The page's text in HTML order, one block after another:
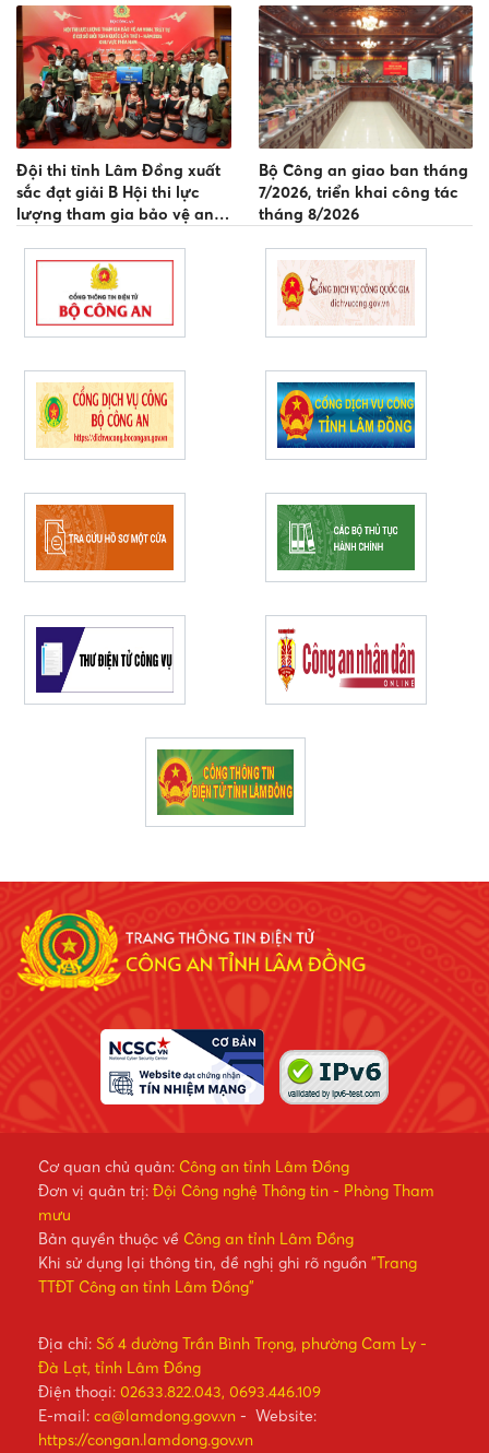
Đội thi tỉnh Lâm Đồng xuất
sắc đạt giải B Hội thi lực
lượng tham gia bảo vệ an
toàn quốc
Bộ Công an giao ban tháng
7/2026, triển khai công tác
tháng 8/2026
Cơ quan chủ quản: Công an tỉnh Lâm Đồng
Đơn vị quản trị: Đội Công nghệ Thông tin - Phòng Tham
mưu
Bản quyền thuộc về Công an tỉnh Lâm Đồng
Khi sử dụng lại thông tin, đề nghị ghi rõ nguồn "Trang
TTĐT Công an tỉnh Lâm Đồng"
Địa chỉ: Số 4 đường Trần Bình Trọng, phường Cam Ly -
Đà Lạt, tỉnh Lâm Đồng
Điện thoại: 02633.822.043, 0693.446.109
E-mail: ca@lamdong.gov.vn - Website:
https://congan.lamdong.gov.vn